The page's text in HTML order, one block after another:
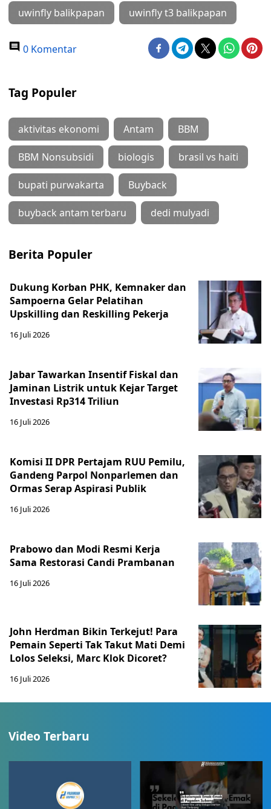
uwinfly balikpapan uwinfly t3 balikpapan
0 Komentar
Tag Populer
aktivitas ekonomi Antam BBM
BBM Nonsubsidi biologis brasil vs haiti
bupati purwakarta Buyback
buyback antam terbaru dedi mulyadi
Berita Populer
Dukung Korban PHK, Kemnaker dan
Sampoerna Gelar Pelatihan
Upskilling dan Reskilling Pekerja
16 Juli 2026
Jabar Tawarkan Insentif Fiskal dan
Jaminan Listrik untuk Kejar Target
Investasi Rp314 Triliun
16 Juli 2026
Komisi II DPR Pertajam RUU Pemilu,
Gandeng Parpol Nonparlemen dan
Ormas Serap Aspirasi Publik
16 Juli 2026
Prabowo dan Modi Resmi Kerja
Sama Restorasi Candi Prambanan
16 Juli 2026
John Herdman Bikin Terkejut! Para
Pemain Seperti Tak Takut Mati Demi
Lolos Seleksi, Marc Klok Dicoret?
16 Juli 2026
Video Terbaru